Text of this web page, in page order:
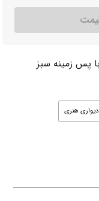
پس زمینه سبز
هنری